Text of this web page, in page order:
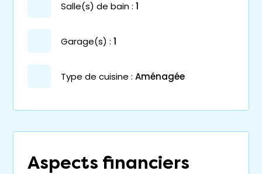
salle(s) de bain : 1
garage(s) : 1
Type de cuisine : Aménagée
Aspects financiers